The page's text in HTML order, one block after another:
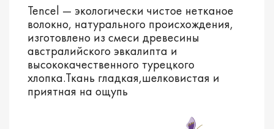
Tencel — экологически чистое нетканое
волокно, натурального происхождения,
изготовлено из смеси древесины
австралийского эвкалипта и
высококачественного турецкого
хлопка.Ткань гладкая,шелковистая и
приятная на ощупь